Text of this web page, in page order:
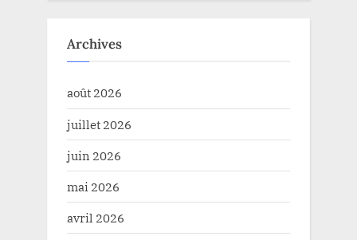
Archives
août 2026
juillet 2026
juin 2026
mai 2026
avril 2026